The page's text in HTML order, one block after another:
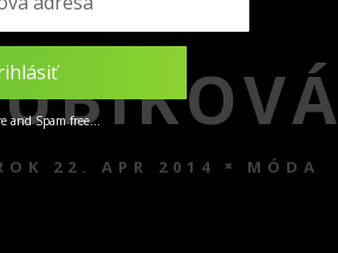
22. APR 2014 MÓDA
and Spam free...